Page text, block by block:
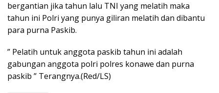
bergantian jika tahun lalu TNI yang melatih maka
tahun ini Polri yang punya giliran melatih dan dibantu
para purna Paskib.
” Pelatih untuk anggota paskib tahun ini adalah
gabungan anggota polri polres konawe dan purna
paskib ” Terangnya.(Red/LS)